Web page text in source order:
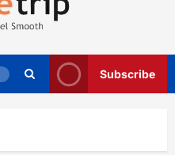
Subscribe